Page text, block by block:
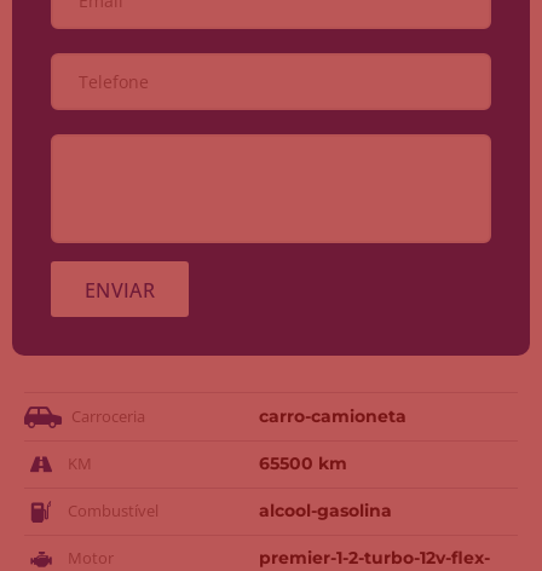
Carroceria carro-camioneta
KM 65500 km
Combustível alcool-gasolina
Motor
premier-1-2-turbo-12v-flex-